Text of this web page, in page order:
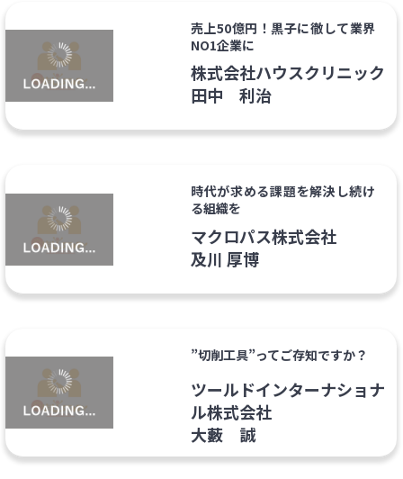
売上50億円！黒子に徹して業界
NO1企業に
株式会社ハウスクリニック
田中 利治
時代が求める課題を解決し続け
る組織を
マクロパス株式会社
及川 厚博
”切削工具”ってご存知ですか？
ツールドインターナショナ
ル株式会社
大藪 誠